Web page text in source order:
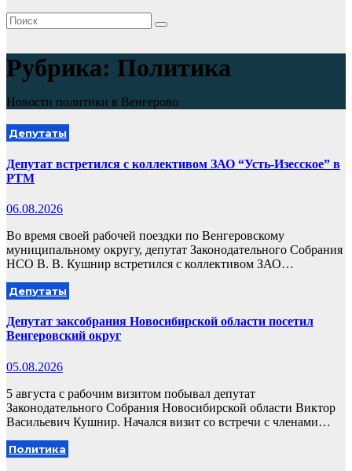
Рубрика: Политика
Новости политики в Венгерово
Депутаты
Депутат встретился с коллективом ЗАО “Усть-Изесское” в
РТМ
06.08.2026
Во время своей рабочей поездки по Венгеровскому
муниципальному округу, депутат Законодательного Собрания
НСО В. В. Кушнир встретился с коллективом ЗАО…
Депутаты
Депутат заксобрания Новосибирской области посетил
Венгеровский округ
05.08.2026
5 августа с рабочим визитом побывал депутат
Законодательного Собрания Новосибирской области Виктор
Васильевич Кушнир. Начался визит со встречи с членами…
Политика